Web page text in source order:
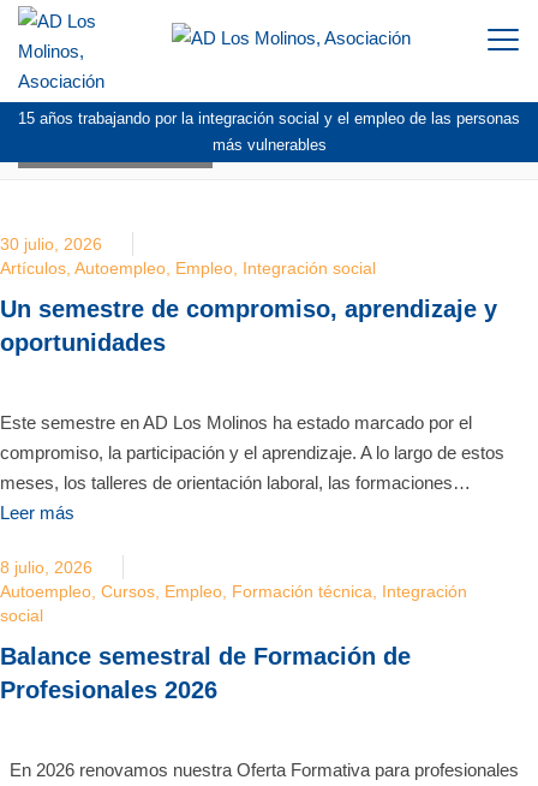
15 años trabajando por la integración social y el empleo de las personas
más vulnerables
30 julio, 2026
Artículos Autoempleo Empleo Integración social
Un semestre de compromiso, aprendizaje y
oportunidades
Este semestre en AD Los Molinos ha estado marcado por el
compromiso, la participación y el aprendizaje. A lo largo de estos
meses, los talleres de orientación laboral, las formaciones…
Leer más
8 julio, 2026
Autoempleo Cursos Empleo Formación técnica
Integración
social
Balance semestral de Formación de
Profesionales 2026
En 2026 renovamos nuestra Oferta Formativa para profesionales